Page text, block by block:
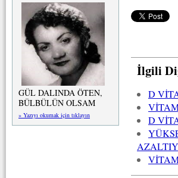
GÜL DALINDA ÖTEN,
BÜLBÜLÜN OLSAM
» Yazıyı okumak için tıklayın
İlgili
D
D